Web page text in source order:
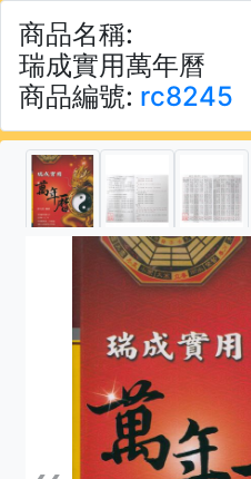
商品名稱:
瑞成實用萬年曆
商品編號: rc8245